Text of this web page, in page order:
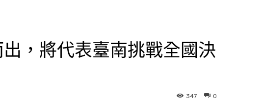
，將代表臺南挑戰全國決
0
347